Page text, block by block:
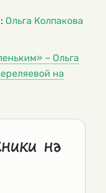
Ольга Колпакова
– Ольга
на
на